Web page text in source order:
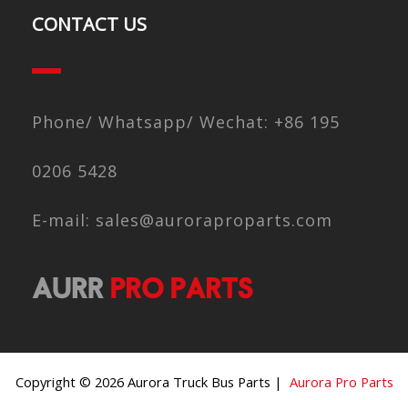
CONTACT US
Phone/ Whatsapp/ Wechat: +86 195
0206 5428
E-mail: sales@auroraproparts.com
Copyright © 2026 Aurora Truck Bus Parts | Aurora Pro Parts